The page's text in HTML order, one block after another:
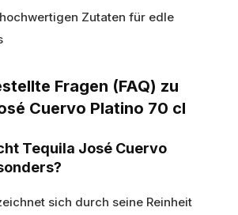
Zutaten für edle
Fragen (FAQ) zu
Cuervo Platino 70 cl
Tequila José Cuervo
sich durch seine Reinheit